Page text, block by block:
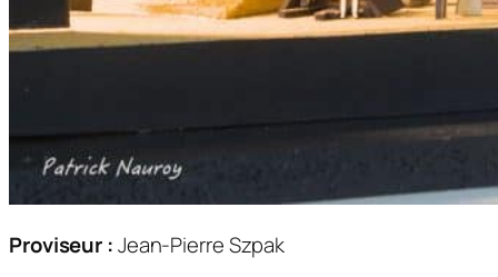
Proviseur :Jean-Pierre Szpak